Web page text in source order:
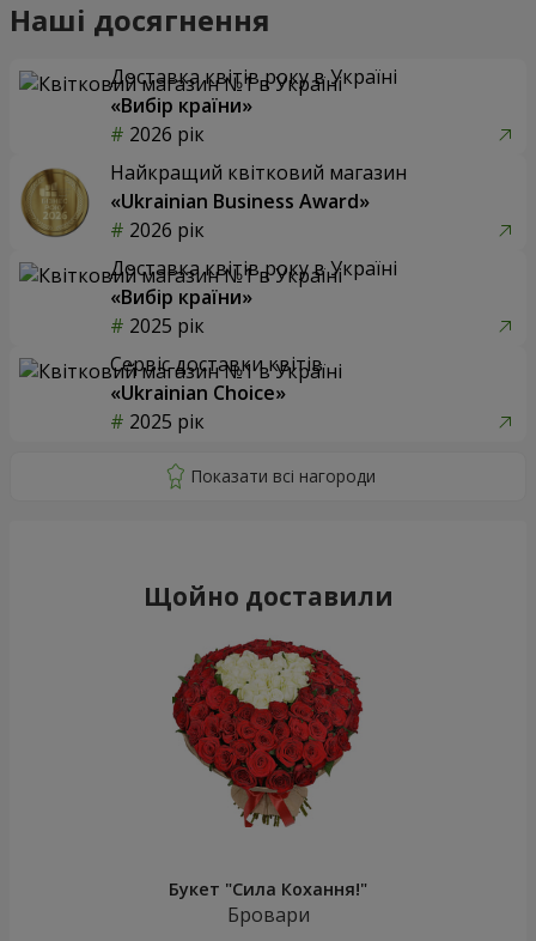
Наші досягнення
Доставка квітів року в Україні
«Вибір країни»
2026 рік
Найкращий квітковий магазин
«Ukrainian Business Award»
2026 рік
Доставка квітів року в Україні
«Вибір країни»
2025 рік
Сервіс доставки квітів
«Ukrainian Choice»
2025 рік
Щойно доставили
Букет "Сила Кохання!"
Бровари